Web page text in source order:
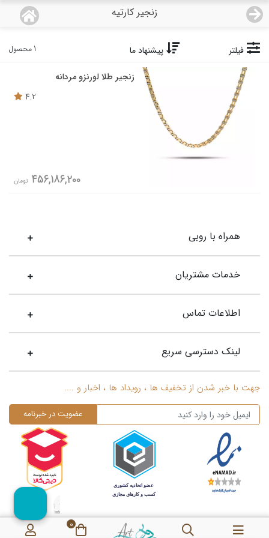
زنجیر کارتیه
0
منو
دسته بندی محصولات
نمایندگی ها
مجله روبی
تماس با ما
فیلتر پیشنهاد ما 1 محصول
زنجیر طلا لورنزو مردانه
4.2
456,186,200 تومان
همراه با روبی
خدمات مشتریان
اطلاعات تماس
لینک دسترسی سریع
جهت با خبر شدن از تخفیف ها ، رویداد ها ، اخبار و ....